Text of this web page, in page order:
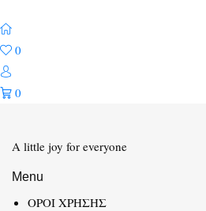
0
0
A little joy for everyone
Menu
ΟΡΟΙ ΧΡΗΣΗΣ